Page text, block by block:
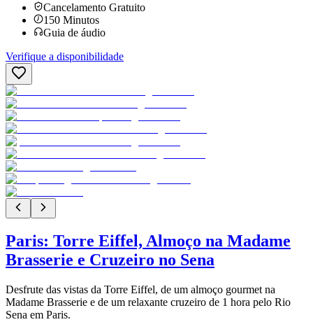
Cancelamento Gratuito
150 Minutos
Guia de áudio
Verifique a disponibilidade
Paris: Torre Eiffel, Almoço na Madame
Brasserie e Cruzeiro no Sena
Desfrute das vistas da Torre Eiffel, de um almoço gourmet na
Madame Brasserie e de um relaxante cruzeiro de 1 hora pelo Rio
Sena em Paris.